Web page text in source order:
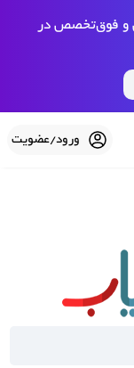
و فوق‌تخصص در
ورود/عضویت